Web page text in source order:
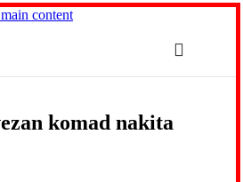
content
komad nakita